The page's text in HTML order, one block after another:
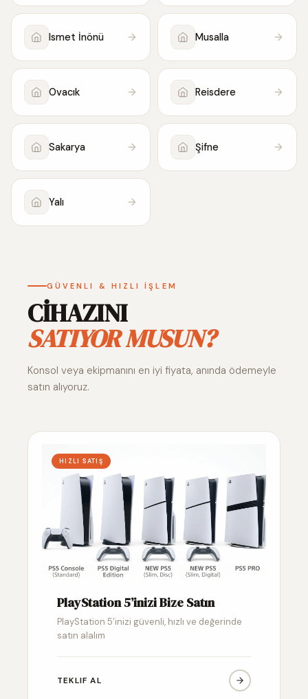
Ismet İnönü Musalla
Ovacık Reisdere
Sakarya Şifne
Yalı
GÜVENLI & HIZLI İŞLEM
CİHAZINI
SATIYOR MUSUN?
Konsol veya ekipmanını en iyi fiyata, anında ödemeyle
satın alıyoruz.
HIZLI SATIŞ
PlayStation 5’inizi Bize Satın
PlayStation 5’inizi güvenli, hızlı ve değerinde
satın alalım
TEKLIF AL